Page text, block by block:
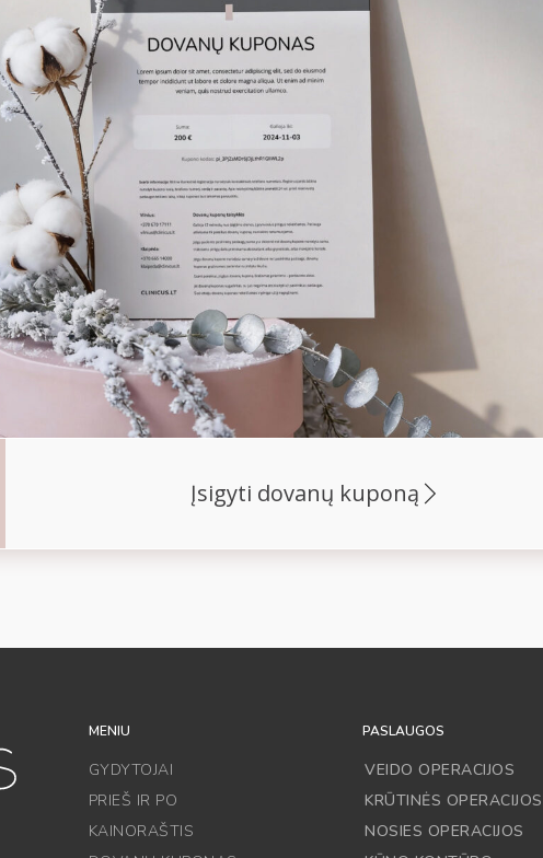
Įsigyti dovanų kuponą
MENIU
GYDYTOJAI
PRIEŠ IR PO
KAINORAŠTIS
PASLAUGOS
VEIDO OPERACIJOS
KRŪTINĖS OPERACIJOS
NOSIES OPERACIJOS